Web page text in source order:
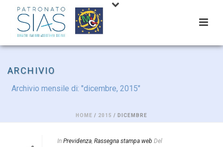
ARCHIVIO
Archivio mensile di: "dicembre, 2015"
HOME / 2015 / DICEMBRE
In Previdenza, Rassegna stampa web Del